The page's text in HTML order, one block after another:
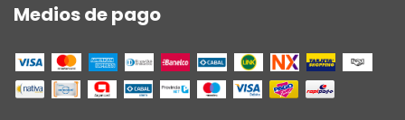
Medios de pago